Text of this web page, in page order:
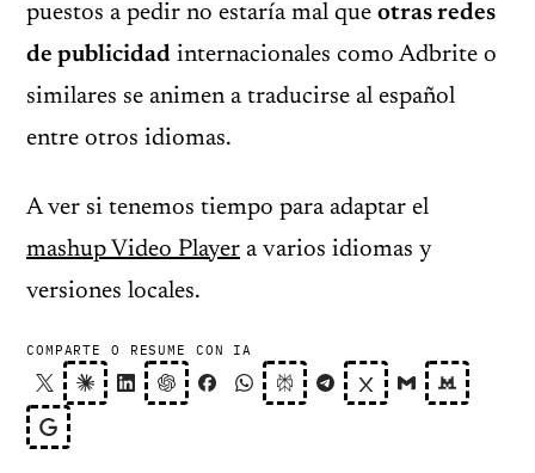
puestos a pedir no estaría mal que otras redes
de publicidad internacionales como Adbrite o
similares se animen a traducirse al español
entre otros idiomas.
A ver si tenemos tiempo para adaptar el
mashup Video Player a varios idiomas y
versiones locales.
COMPARTE O RESUME CON IA